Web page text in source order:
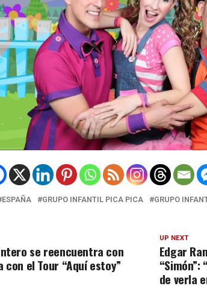
ESPAÑA GRUPO INFANTIL PICA PICA GRUPO
UP NEXT
Edgar
de verla
se reencuentra con
con el Tour “Aquí estoy”